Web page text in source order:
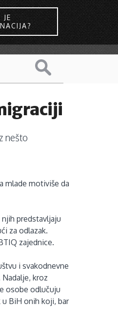
JE
nešto
mlade motiviše da
predstavljaju
za odlazak.
zajednice.
i svakodnevne
kroz
osobe odlučuju
BiH onih koji, bar